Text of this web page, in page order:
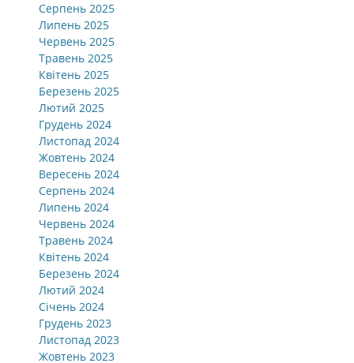
Серпень 2025
Липень 2025
Червень 2025
Травень 2025
Квітень 2025
Березень 2025
Лютий 2025
Грудень 2024
Листопад 2024
Жовтень 2024
Вересень 2024
Серпень 2024
Липень 2024
Червень 2024
Травень 2024
Квітень 2024
Березень 2024
Лютий 2024
Січень 2024
Грудень 2023
Листопад 2023
Жовтень 2023